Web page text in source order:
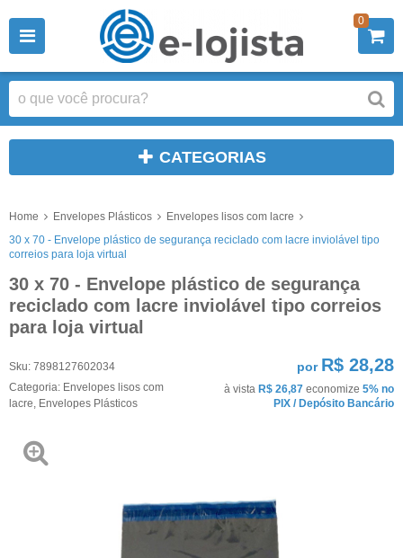
0
CATEGORIAS
Home Envelopes Plásticos
Envelopes lisos com lacre
30 x 70 - Envelope plástico de segurança reciclado com lacre inviolável tipo
correios para loja virtual
30 x 70 - Envelope plástico de segurança
reciclado com lacre inviolável tipo correios
para loja virtual
Sku: 7898127602034
Categoria: Envelopes lisos com
lacre Envelopes Plásticos
por R$ 28,28
à vista R$ 26,87 economize 5% no
PIX / Depósito Bancário